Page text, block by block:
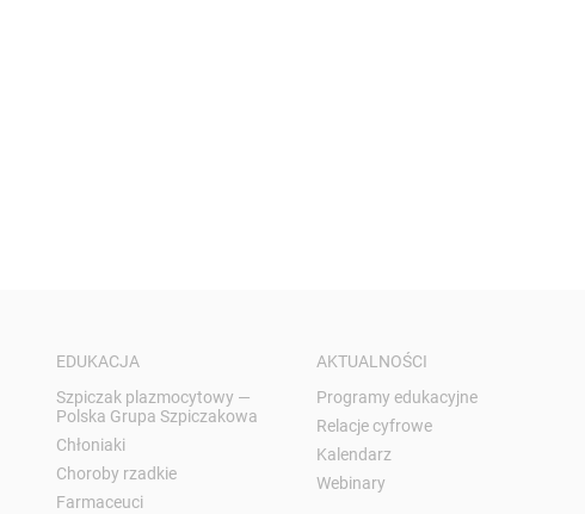
EDUKACJA
Szpiczak plazmocytowy —
Polska Grupa Szpiczakowa
Chłoniaki
Choroby rzadkie
Farmaceuci
AKTUALNOŚCI
Programy edukacyjne
Relacje cyfrowe
Kalendarz
Webinary